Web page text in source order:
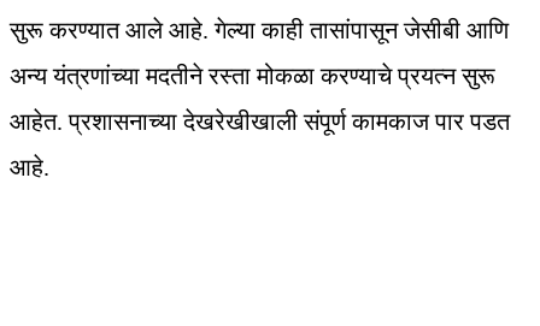
सुरू करण्यात आले आहे. गेल्या काही तासांपासून जेसीबी आणि
अन्य यंत्रणांच्या मदतीने रस्ता मोकळा करण्याचे प्रयत्न सुरू
आहेत. प्रशासनाच्या देखरेखीखाली संपूर्ण कामकाज पार पडत
आहे.